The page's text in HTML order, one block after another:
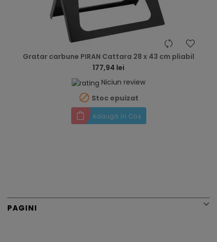
Gratar carbune PIRAN Cattara 28 x 43 cm pliabil
177,94 lei
Niciun review
 Stoc epuizat
Adaugă în Coș
PAGINI 